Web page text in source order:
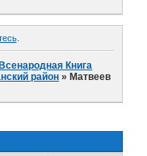
.
Книга
район » Матвеев